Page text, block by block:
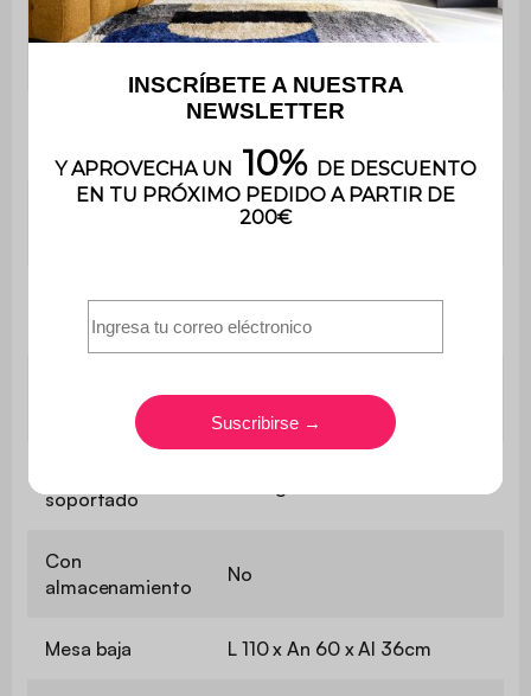
Montaje
El montaje es muy sencillo, se
incluye un manual de
Grosor de la
3,5 cm
Espacio entre
los pies
32,5 cm
soportado
Con
almacenamiento
No
Mesa baja L 110 x An 60 x Al 36cm